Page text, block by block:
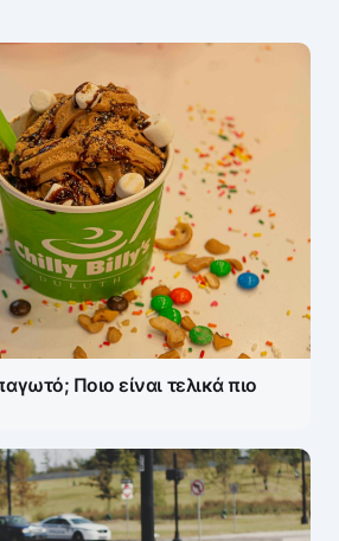
Ποιο είναι τελικά πιο